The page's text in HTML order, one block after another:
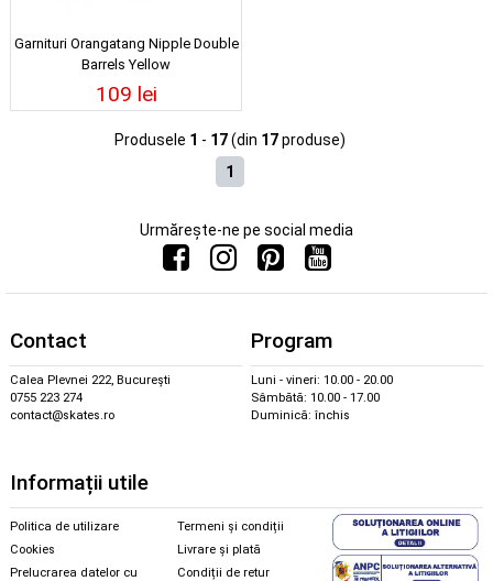
Garnituri Orangatang Nipple Double
Barrels Yellow
109 lei
Produsele 1 - 17(din 17produse)
1
Urmărește-ne pe social media
Contact
Calea Plevnei 222, București
0755 223 274
contact@skates.ro
Program
Luni - vineri: 10.00 - 20.00
Sâmbătă: 10.00 - 17.00
Duminică: închis
Informații utile
Politica de utilizare
Cookies
Prelucrarea datelor cu
Termeni și condiții
Livrare și plată
Condiții de retur